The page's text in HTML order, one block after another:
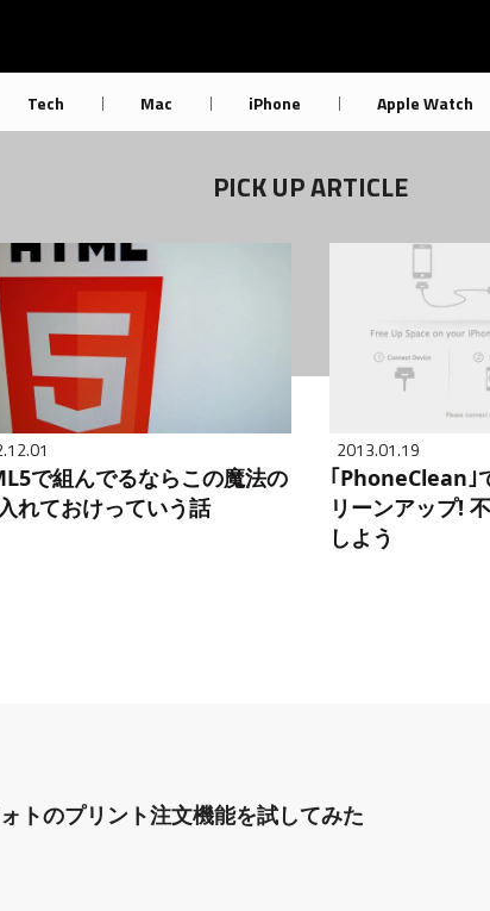
Tech Mac iPhone Apple Watch
PICK UP ARTICLE
で組んでるならこの魔法の
れておけっていう話
2013.01.19
｢PhoneClean｣
リーンアップ!
しよう
トのプリント注文機能を試してみた